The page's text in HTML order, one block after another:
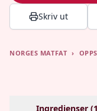
Skriv ut
NORGES MATFAT ›
Ingredienser (